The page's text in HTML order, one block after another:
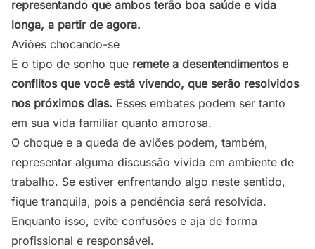
representando que ambos terão boa saúde e vida
longa, a partir de agora.
Aviões chocando-se
É o tipo de sonho que remete a desentendimentos e
conflitos que você está vivendo, que serão resolvidos
nos próximos dias. Esses embates podem ser tanto
em sua vida familiar quanto amorosa.
O choque e a queda de aviões podem, também,
representar alguma discussão vivida em ambiente de
trabalho. Se estiver enfrentando algo neste sentido,
fique tranquila, pois a pendência será resolvida.
Enquanto isso, evite confusões e aja de forma
profissional e responsável.